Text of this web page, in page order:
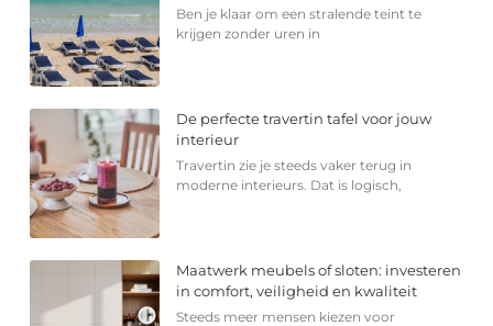
Ben je klaar om een stralende teint te
krijgen zonder uren in
De perfecte travertin tafel voor jouw
interieur
Travertin zie je steeds vaker terug in
moderne interieurs. Dat is logisch,
Maatwerk meubels of sloten: investeren
in comfort, veiligheid en kwaliteit
Steeds meer mensen kiezen voor